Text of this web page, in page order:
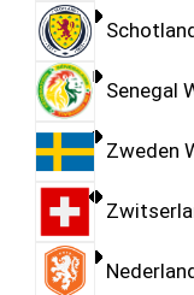
Senegal
Zweden